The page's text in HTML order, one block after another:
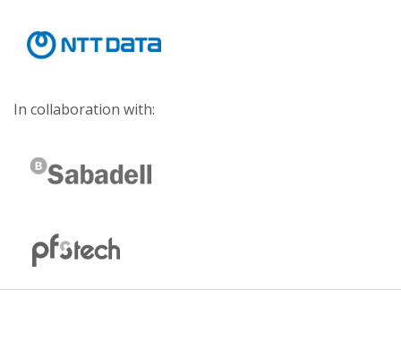
In collaboration with: